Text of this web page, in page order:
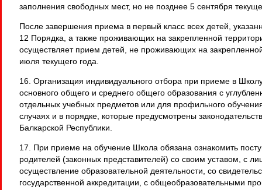
заполнения свободных мест, но не позднее 5 сентября
После завершения приема в первый класс всех детей,
12 Порядка, а также проживающих на закрепленной
осуществляет прием детей, не проживающих на
июля текущего года.
16. Организация индивидуального отбора при приеме в
основного общего и среднего общего образования с
отдельных учебных предметов или для профильного
случаях и в порядке, которые предусмотрены
Балкарской Республики.
17. При приеме на обучение Школа обязана ознакомить
родителей (законных представителей) со своим уставом, с
осуществление образовательной деятельности, со
государственной аккредитации, с общеобразовательными